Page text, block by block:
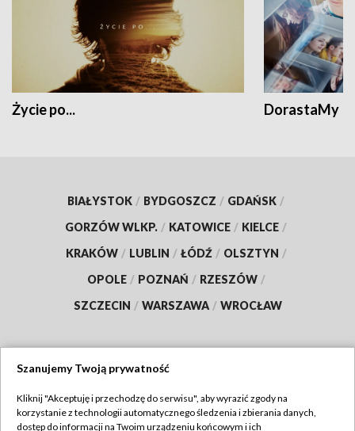
Życie po... DorastaMy
BIAŁYSTOK / BYDGOSZCZ / GDAŃSK /
GORZÓW WLKP. / KATOWICE / KIELCE /
KRAKÓW / LUBLIN / ŁÓDŹ / OLSZTYN /
OPOLE / POZNAŃ / RZESZÓW /
SZCZECIN / WARSZAWA / WROCŁAW
TVP
Szanujemy Twoją prywatność
Kliknij "Akceptuję i przechodzę do serwisu", aby wyrazić zgody na
korzystanie z technologii automatycznego śledzenia i zbierania danych,
dostęp do informacji na Twoim urządzeniu końcowym i ich